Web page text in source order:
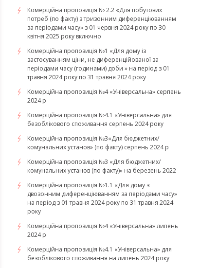
Комерційна пропозиція № 2.2 «Для побутових
потреб (по факту) з тризонним диференціюванням
за періодами часу» з 01 червня 2024 року по 30
квітня 2025 року включно
Комерційна пропозиція №1 «Для дому із
застосуванням ціни, не диференційованої за
періодами часу (годинами) доби » на період з 01
травня 2024 року по 31 травня 2024 року
Комерційна пропозиція №4 «Універсальна» серпень
2024 р
Комерційна пропозиція №4.1 «Універсальна» для
безоблікового споживання серпень 2024 року
Комерційна пропозиція №3«Для бюджетних/
комунальних установ» (по факту) серпень 2024 р
Комерційна пропозиція №3 «Для бюджетних/
комунальних установ (по факту)» на березень 2022
Комерційна пропозиція №1.1 «Для дому з
двозонним диференціюванням за періодами часу»
на період з 01 травня 2024 року по 31 травня 2024
року
Комерційна пропозиція №4 «Універсальна» липень
2024 р
Комерційна пропозиція №4.1 «Універсальна» для
безоблікового споживання на липень 2024 року